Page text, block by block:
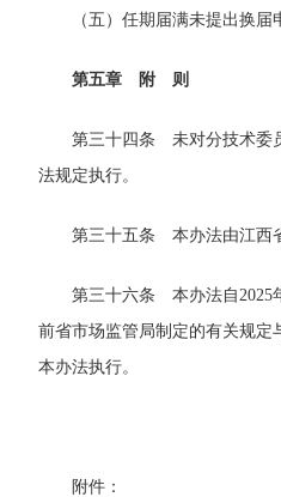
（五）任期届满未提出换届
第五章 附 则
第三十四条 未对分技术委
法规定执行。
第三十五条 本办法由江西
第三十六条 本办法自2025
前省市场监管局制定的有关规定
本办法执行。
附件：